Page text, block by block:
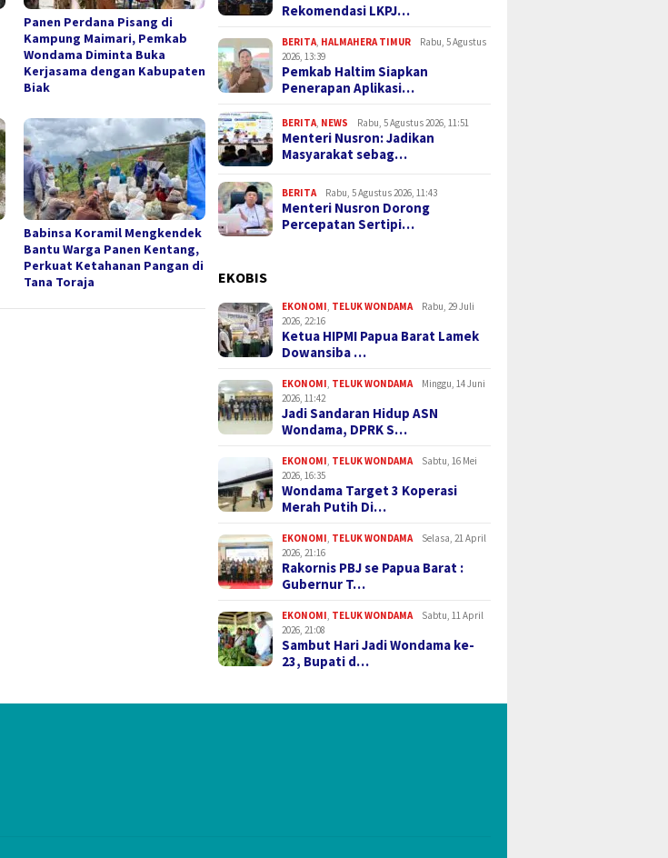
Panen Perdana Pisang di
Kampung Maimari, Pemkab
Wondama Diminta Buka
Kerjasama dengan Kabupaten
Biak
Babinsa Koramil Mengkendek
Bantu Warga Panen Kentang,
Perkuat Ketahanan Pangan di
Tana Toraja
Rekomendasi LKPJ…
BERITA HALMAHERA TIMUR
Rabu, 5 Agustus
2026, 13:39
Pemkab Haltim Siapkan
Penerapan Aplikasi…
BERITA NEWS Rabu, 5 Agustus 2026, 11:51
Menteri Nusron: Jadikan
Masyarakat sebag…
BERITA Rabu, 5 Agustus 2026, 11:43
Menteri Nusron Dorong
Percepatan Sertipi…
EKOBIS
EKONOMI TELUK WONDAMA
Rabu, 29 Juli
2026, 22:16
Ketua HIPMI Papua Barat Lamek
Dowansiba …
EKONOMI TELUK WONDAMA
Minggu, 14 Juni
2026, 11:42
Jadi Sandaran Hidup ASN
Wondama, DPRK S…
EKONOMI TELUK WONDAMA
Sabtu, 16 Mei
2026, 16:35
Wondama Target 3 Koperasi
Merah Putih Di…
EKONOMI TELUK WONDAMA
Selasa, 21 April
2026, 21:16
Rakornis PBJ se Papua Barat :
Gubernur T…
EKONOMI TELUK WONDAMA
Sabtu, 11 April
2026, 21:08
Sambut Hari Jadi Wondama ke-
23, Bupati d…